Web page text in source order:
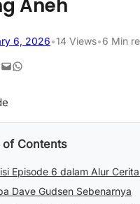
Aneh
6, 2026•14 Views•6 Min
Mail WhatsApp
of Contents
Episode 6 dalam Alur
Dave Gudsen Sebenarnya